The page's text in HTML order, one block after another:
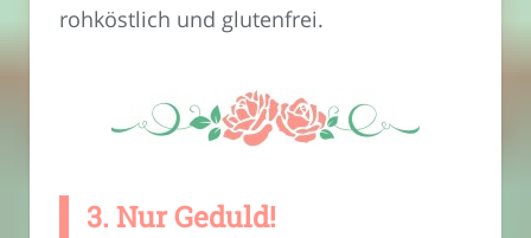
rohköstlich und glutenfrei.
3. Nur Geduld!